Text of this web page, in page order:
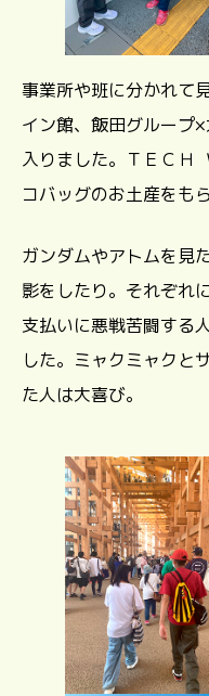
事業所や班に分かれて
イン館、飯田グループ
入りました。ＴＥＣＨ
コバッグのお土産をも
ガンダムやアトムを見
影をしたり。それぞれ
支払いに悪戦苦闘する
した。ミャクミャクと
た人は大喜び。